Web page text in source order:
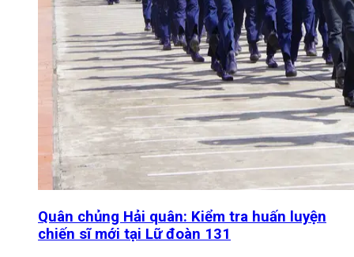
Quân chủng Hải quân: Kiểm tra huấn luyện
chiến sĩ mới tại Lữ đoàn 131